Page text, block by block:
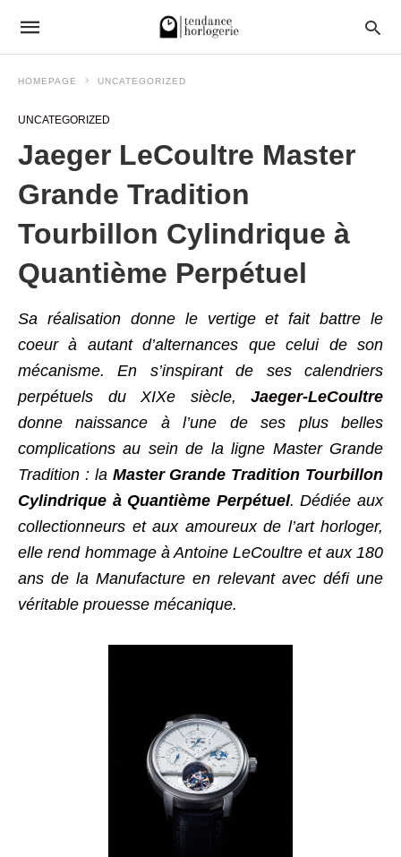
HOMEPAGE UNCATEGORIZED
UNCATEGORIZED
Jaeger LeCoultre Master
Grande Tradition
Tourbillon Cylindrique à
Quantième Perpétuel
Sa réalisation donne le vertige et fait battre le
coeur à autant d’alternances que celui de son
mécanisme. En s’inspirant de ses calendriers
perpétuels du XIXe siècle,
Jaeger-LeCoultre
donne naissance à l’une de ses plus belles
complications au sein de la ligne Master Grande
Tradition : laMaster Grande Tradition Tourbillon
Cylindrique à Quantième Perpétuel. Dédiée aux
collectionneurs et aux amoureux de l’art horloger,
elle rend hommage à Antoine LeCoultre et aux 180
ans de la Manufacture en relevant avec défi une
véritable prouesse mécanique.